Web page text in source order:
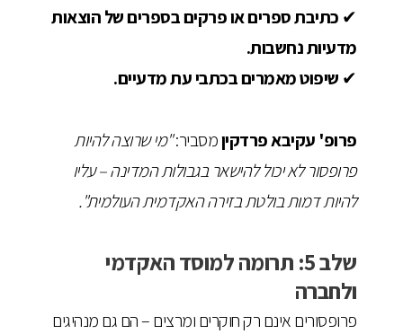
✔ כתיבת ספרים או פרקים בספרים של הוצאות
מדעיות נחשבות.
✔ שיפוט מאמרים בכתבי עת מדעיים.
פרופ' עקיבא פרדקיןמסביר:"מי שרוצה להיות
פרופסור לא יכול להישאר בגבולות המדינה – עליו
להיות דמות בולטת בזירה האקדמית העולמית".
שלב 5: תרומה למוסד האקדמי
ולחברה
פרופסורים אינם רק חוקרים ומרצים – הם גם מנהיגים